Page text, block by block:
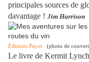
principales sources de
davantage ! Jim Harrison
Editions Payot (photo de
Le livre de Kermit